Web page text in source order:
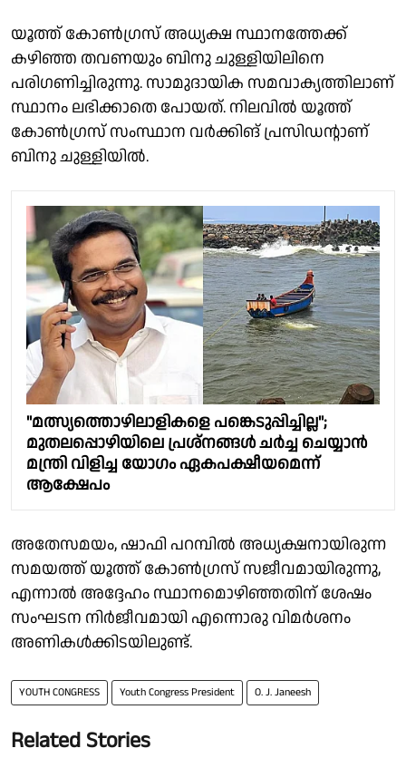
യൂത്ത് കോൺഗ്രസ് അധ്യക്ഷ സ്ഥാനത്തേക്ക്
കഴിഞ്ഞ തവണയും ബിനു ചുള്ളിയിലിനെ
പരിഗണിച്ചിരുന്നു. സാമുദായിക സമവാക്യത്തിലാണ്
സ്ഥാനം ലഭിക്കാതെ പോയത്. നിലവിൽ യൂത്ത്
കോൺഗ്രസ് സംസ്ഥാന വർക്കിങ് പ്രസിഡൻ്റാണ്
ബിനു ചുള്ളിയിൽ.
"മത്സ്യത്തൊഴിലാളികളെ പങ്കെടുപ്പിച്ചില്ല";
മുതലപ്പൊഴിയിലെ പ്രശ്നങ്ങൾ ചർച്ച ചെയ്യാൻ
മന്ത്രി വിളിച്ച യോഗം ഏകപക്ഷീയമെന്ന്
ആക്ഷേപം
അതേസമയം, ഷാഫി പറമ്പിൽ അധ്യക്ഷനായിരുന്ന
സമയത്ത് യൂത്ത് കോൺഗ്രസ് സജീവമായിരുന്നു,
എന്നാൽ അദ്ദേഹം സ്ഥാനമൊഴിഞ്ഞതിന് ശേഷം
സംഘടന നിർജീവമായി എന്നൊരു വിമർശനം
അണികൾക്കിടയിലുണ്ട്.
YOUTH CONGRESS Youth Congress President O. J. Janeesh
Related Stories